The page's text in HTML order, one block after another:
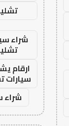
شراء
ارقام
سيارات
شراء